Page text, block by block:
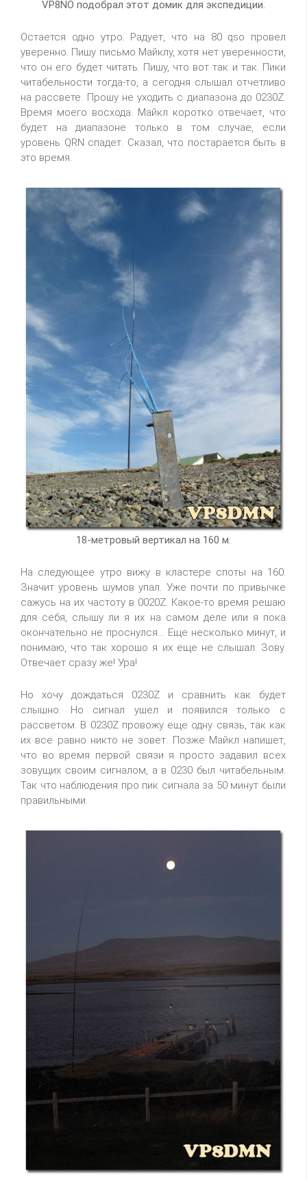
VP8NO подобрал этот домик для экспедиции.
Остается одно утро. Радует, что на 80 qso провел
уверенно. Пишу письмо Майклу, хотя нет уверенности,
что он его будет читать. Пишу, что вот так и так. Пики
читабельности тогда-то, а сегодня слышал отчетливо
на рассвете. Прошу не уходить с диапазона до 0230Z.
Время моего восхода. Майкл коротко отвечает, что
будет на диапазоне только в том случае, если
уровень QRN спадет. Сказал, что постарается быть в
это время.
18-метровый вертикал на 160 м.
На следующее утро вижу в кластере споты на 160.
Значит уровень шумов упал. Уже почти по привычке
сажусь на их частоту в 0020Z. Какое-то время решаю
для себя, слышу ли я их на самом деле или я пока
окончательно не проснулся... Еще несколько минут, и
понимаю, что так хорошо я их еще не слышал. Зову.
Отвечает сразу же! Ура!
Но хочу дождаться 0230Z и сравнить как будет
слышно. Но сигнал ушел и появился только с
рассветом. В 0230Z провожу еще одну связь, так как
их все равно никто не зовет. Позже Майкл напишет,
что во время первой связи я просто задавил всех
зовущих своим сигналом, а в 0230 был читабельным.
Так что наблюдения про пик сигнала за 50 минут были
правильными.